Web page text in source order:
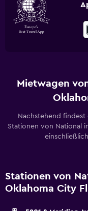
Mietwagen
Nachstehend
Stationen von National
Stationen von
Oklahoma City